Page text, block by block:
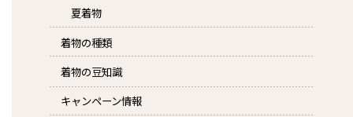
夏着物
着物の種類
着物の豆知識
キャンペーン情報